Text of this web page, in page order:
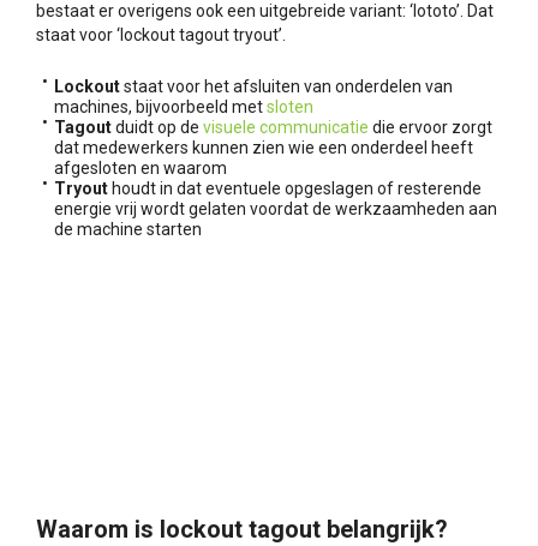
bestaat er overigens ook een uitgebreide variant: ‘lototo’. Dat
staat voor ‘lockout tagout tryout’.
Lockoutstaat voor het afsluiten van onderdelen van
machines, bijvoorbeeld metsloten
Tagoutduidt op de visuele communicatie die ervoor zorgt
dat medewerkers kunnen zien wie een onderdeel heeft
afgesloten en waarom
Tryout houdt in dat eventuele opgeslagen of resterende
energie vrij wordt gelaten voordat de werkzaamheden aan
de machine starten
Waarom is lockout tagout belangrijk?